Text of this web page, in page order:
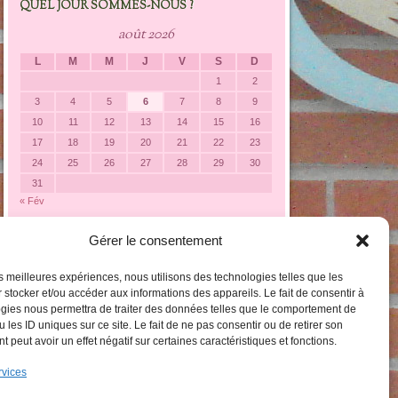
Gérer le consentement
meilleures expériences, nous utilisons des technologies telles que les
stocker et/ou accéder aux informations des appareils. Le fait de consentir à
nous permettra de traiter des données telles que le comportement de
les ID uniques sur ce site. Le fait de ne pas consentir ou de retirer son
peut avoir un effet négatif sur certaines caractéristiques et fonctions.
QUEL JOUR SOMMES-NOUS ?
août 2026
L M M J V S D
1
2
3
4 5 6 7 8
9
10
11 12 13 14 15
16
17
18 19 20 21 22
23
24
25 26 27 28 29
30
31
« Fév
LES CATÉGORIES DARTICLES
Les
catégories
darticles